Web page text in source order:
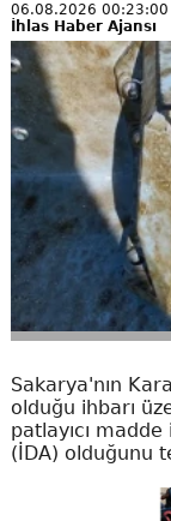
06.08.2026 00:23:00
İhlas Haber Ajansı
Sakarya'nın
olduğu ihbarı
patlayıcı
(İDA) olduğunu